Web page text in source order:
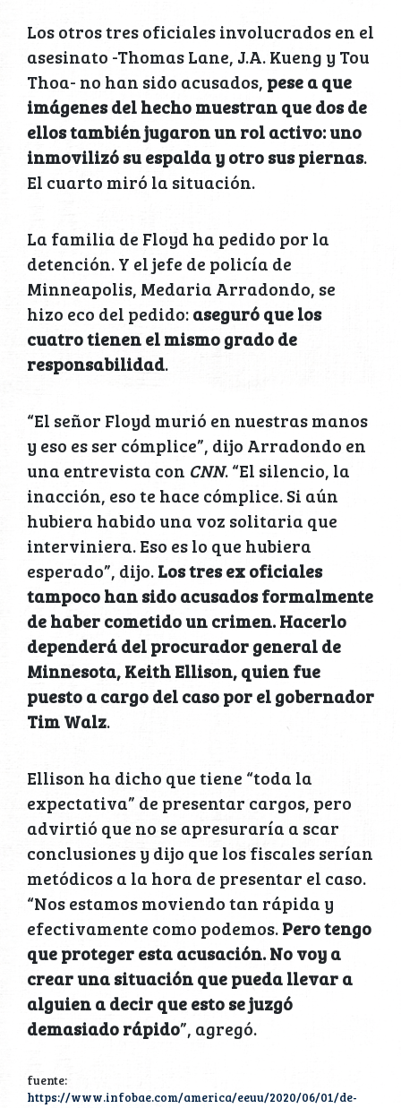
Los otros tres oficiales involucrados en el
asesinato -Thomas Lane, J.A. Kueng y Tou
Thoa- no han sido acusados, pese a que
imágenes del hecho muestran que dos de
ellos también jugaron un rol activo: uno
inmovilizó su espalda y otro sus piernas.
El cuarto miró la situación.
La familia de Floyd ha pedido por la
detención. Y el jefe de policía de
Minneapolis, Medaria Arradondo, se
hizo eco del pedido:aseguró que los
cuatro tienen el mismo grado de
responsabilidad.
“El señor Floyd murió en nuestras manos
y eso es ser cómplice”, dijo Arradondo en
una entrevista con CNN. “El silencio, la
inacción, eso te hace cómplice. Si aún
hubiera habido una voz solitaria que
interviniera. Eso es lo que hubiera
esperado”, dijo.Los tres ex oficiales
tampoco han sido acusados formalmente
de haber cometido un crimen. Hacerlo
dependerá del procurador general de
Minnesota, Keith Ellison, quien fue
puesto a cargo del caso por el gobernador
Tim Walz.
Ellison ha dicho que tiene “toda la
expectativa” de presentar cargos, pero
advirtió que no se apresuraría a scar
conclusiones y dijo que los fiscales serían
metódicos a la hora de presentar el caso.
“Nos estamos moviendo tan rápida y
efectivamente como podemos.Pero tengo
que proteger esta acusación. No voy a
crear una situación que pueda llevar a
alguien a decir que esto se juzgó
demasiado rápido”, agregó.
fuente:
https://www.infobae.com/america/eeuu/2020/06/01/de-